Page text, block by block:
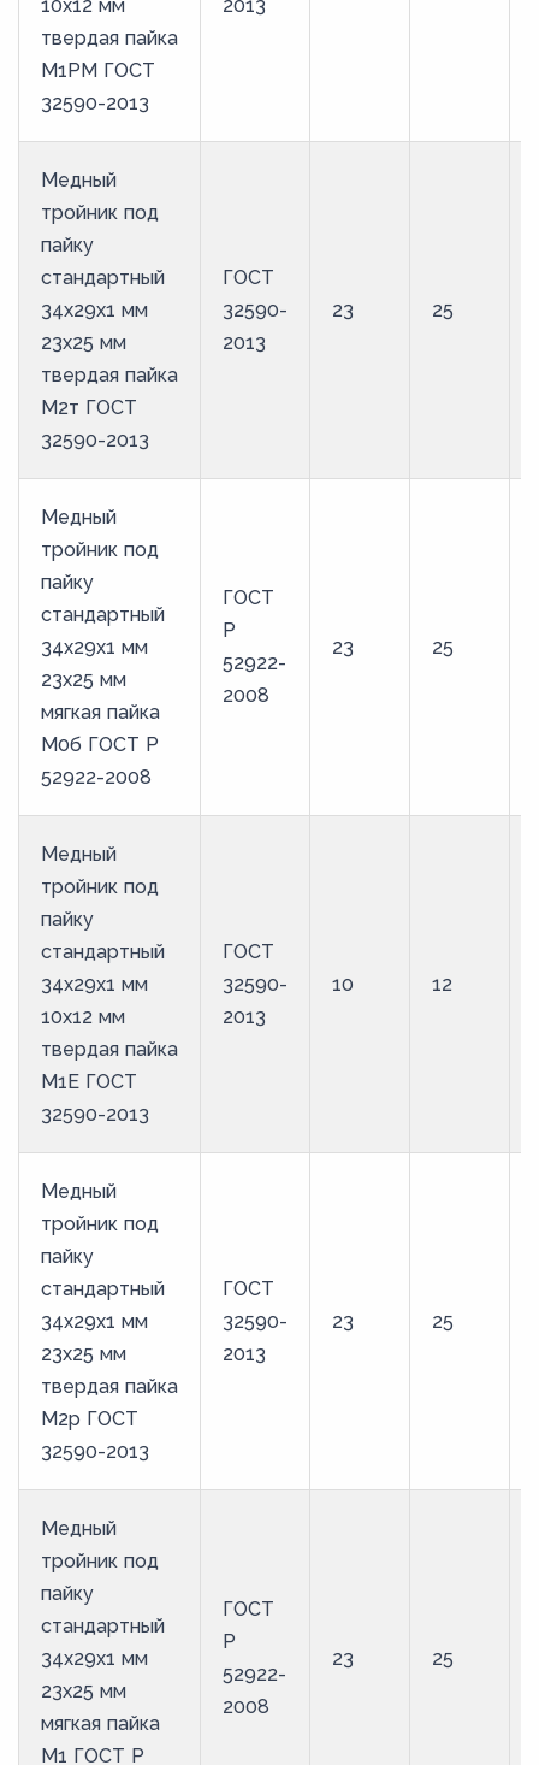
10х12 мм
твердая пайка
М1РМ ГОСТ
32590-2013
2013
Медный
тройник под
пайку
стандартный
34х29х1 мм
23х25 мм
твердая пайка
М2т ГОСТ
32590-2013
ГОСТ
32590-
2013
23 25
Медный
тройник под
пайку
стандартный
34х29х1 мм
23х25 мм
мягкая пайка
М0б ГОСТ Р
52922-2008
ГОСТ
Р
52922-
2008
23 25
Медный
тройник под
пайку
стандартный
34х29х1 мм
10х12 мм
твердая пайка
М1Е ГОСТ
32590-2013
ГОСТ
32590-
2013
10 12
Медный
тройник под
пайку
стандартный
34х29х1 мм
23х25 мм
твердая пайка
М2р ГОСТ
32590-2013
ГОСТ
32590-
2013
23 25
Медный
тройник под
пайку
стандартный
34х29х1 мм
23х25 мм
мягкая пайка
М1 ГОСТ Р
ГОСТ
Р
52922-
2008
23 25